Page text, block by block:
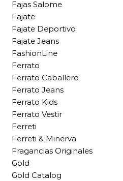
Fajas Salome
Fajate
Fajate Deportivo
Fajate Jeans
FashionLine
Ferrato
Ferrato Caballero
Ferrato Jeans
Ferrato Kids
Ferrato Vestir
Ferreti
Ferreti & Minerva
Fragancias Originales
Gold
Gold Catalog